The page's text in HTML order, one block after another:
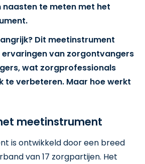
te meten met het
Dit meetinstrument
ervaringen van zorgontvangers
wat zorgprofessionals
te verbeteren. Maar hoe werkt
meetinstrument
is ontwikkeld door een breed
van 17 zorgpartijen. Het